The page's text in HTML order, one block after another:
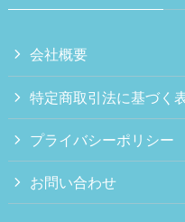
会社概要
特定商取引法に基づく
プライバシーポリシー
お問い合わせ